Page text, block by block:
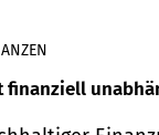
finanziell